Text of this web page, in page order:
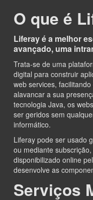
O que é
Liferay é a melhor
avançado, uma
Trata-se de uma
digital para construir
web services,
alavancar a sua
tecnologia Java, os
ser geridos sem
informático.
Liferay pode ser usado
ou mediante
disponibilizado online
desenvolve as
Serviços